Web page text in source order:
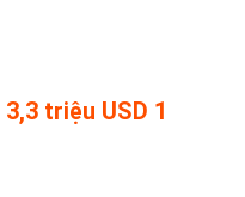
triệu USD 1